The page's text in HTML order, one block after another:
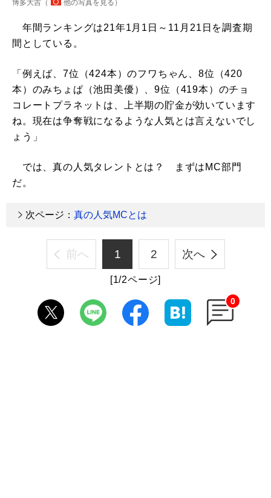
博多大吉（ 他の写真を見る ）
年間ランキングは21年1月1日～11月21日を調査期
間としている。
「例えば、7位（424本）のフワちゃん、8位（420
本）のみちょぱ（池田美優）、9位（419本）のチョ
コレートプラネットは、上半期の貯金が効いています
ね。現在は争奪戦になるような人気とは言えないでし
ょう」
では、真の人気タレントとは？ まずはMC部門
だ。
次ページ： 真の人気MCとは
前へ 1 2 次へ
[1/2ページ]
0